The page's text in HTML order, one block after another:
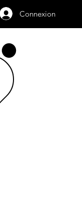
Connexion